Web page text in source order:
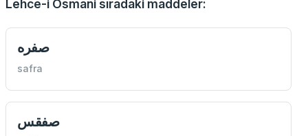
Lehce-i Osmani sıradaki maddeler:
صفره
safra
صفقس